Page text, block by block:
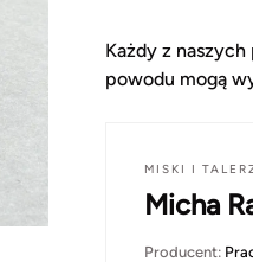
Każdy z
powodu mogą
MISKI I
Micha
Producent: